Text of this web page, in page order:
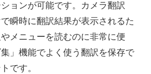
ョンが可能です。カメラ翻訳
瞬時に翻訳結果が表示されるた
メニューを読むのに非常に便
」機能でよく使う翻訳を保存で
です。